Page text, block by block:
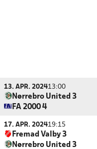
13. APR. 202413:00
Nørrebro United 3
FA 2000 4
17. APR. 202419:15
Fremad Valby 3
Nørrebro United 3